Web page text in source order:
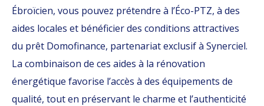
Ébroïcien, vous pouvez prétendre à l’Éco-PTZ, à des
aides locales et bénéficier des conditions attractives
du prêt Domofinance, partenariat exclusif à Synerciel.
La combinaison de ces aides à la rénovation
énergétique favorise l’accès à des équipements de
qualité, tout en préservant le charme et l’authenticité